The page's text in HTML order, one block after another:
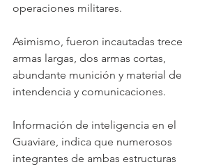
operaciones militares.
Asimismo, fueron incautadas trece
armas largas, dos armas cortas,
abundante munición y material de
intendencia y comunicaciones.
Información de inteligencia en el
Guaviare, indica que numerosos
integrantes de ambas estructuras